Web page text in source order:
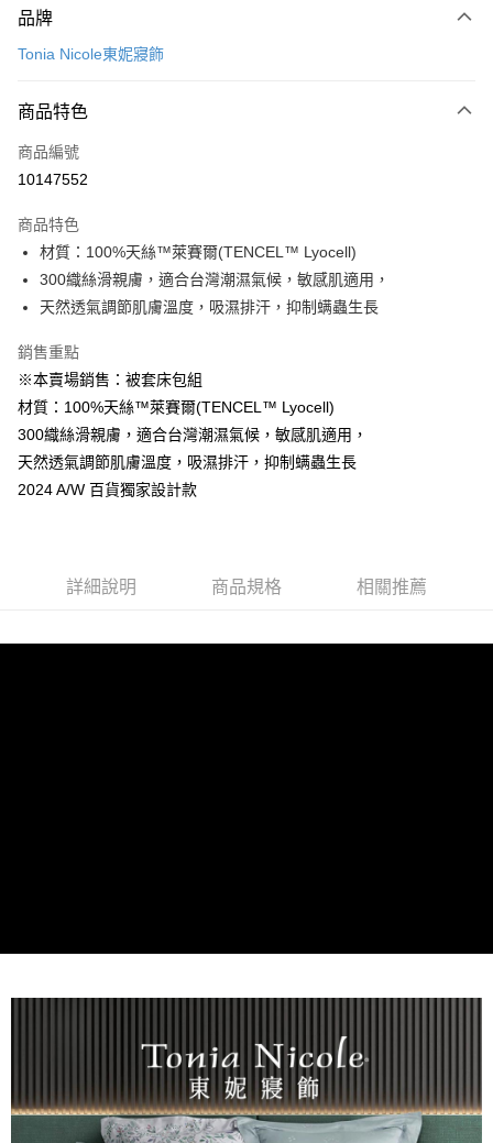
離島宅配
每筆NT$450，滿NT$10,000(含以上)免運費
每筆NT$100，滿NT$880(含以上)免運費
品牌
Tonia Nicole東妮寢飾
商品特色
商品編號
10147552
商品特色
材質：100%天絲™萊賽爾(TENCEL™ Lyocell)
300織絲滑親膚，適合台灣潮濕氣候，敏感肌適用，
天然透氣調節肌膚溫度，吸濕排汗，抑制螨蟲生長
銷售重點
※本賣場銷售：被套床包組
材質：100%天絲™萊賽爾(TENCEL™ Lyocell)
300織絲滑親膚，適合台灣潮濕氣候，敏感肌適用，
天然透氣調節肌膚溫度，吸濕排汗，抑制螨蟲生長
2024 A/W 百貨獨家設計款
詳細說明 商品規格 相關推薦